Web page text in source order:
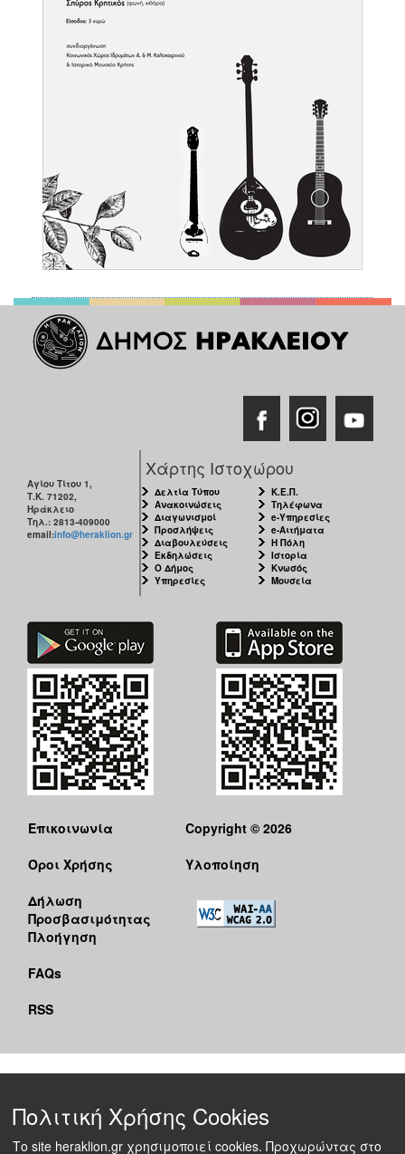
Αγίου Τίτου 1,
Τ.Κ. 71202,
Ηράκλειο
Τηλ.: 2813-409000
email:info@heraklion.gr
Χάρτης Ιστοχώρου
Δελτία Τύπου
Ανακοινώσεις
Διαγωνισμοί
Προσλήψεις
Διαβουλεύσεις
Εκδηλώσεις
Ο Δήμος
Υπηρεσίες
Κ.Ε.Π.
Τηλέφωνα
e-Υπηρεσίες
e-Αιτήματα
Η Πόλη
Ιστορία
Κνωσός
Μουσεία
Επικοινωνία
Όροι Χρήσης
Δήλωση
Προσβασιμότητας
Πλοήγηση
FAQs
RSS
Copyright © 2026
Υλοποίηση
Πολιτική Χρήσης Cookies
Το site heraklion.gr χρησιμοποιεί cookies. Προχωρώντας στο